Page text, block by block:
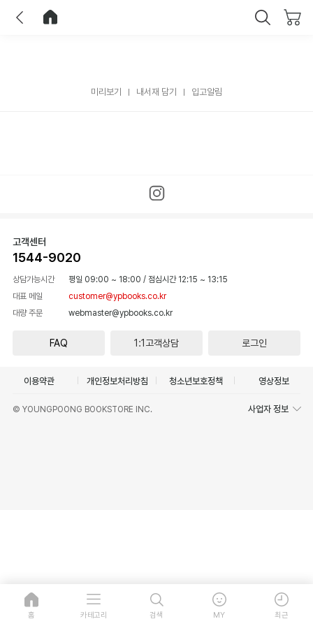
미리보기 내서재 담기 입고알림
고객센터
1544-9020
상담가능시간 평일 09:00 ~ 18:00 / 점심시간 12:15 ~ 13:15
대표 메일
customer@ypbooks.co.kr
대량 주문
webmaster@ypbooks.co.kr
FAQ 1:1고객상담 로그인
이용약관 개인정보처리방침 청소년보호정책 영상정보
© YOUNGPOONG BOOKSTORE INC. 사업자 정보
홈 카테고리 검색 MY 최근